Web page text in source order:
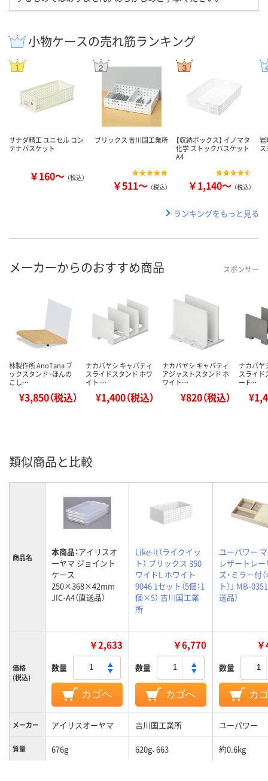
小物ケースの売れ筋ランキング
サナダ精工 ユニセル コン
テナバスケット
￥160～ （税込）
ブリックス 吉川国工業所
￥511～ （税込）
【収納ボックス】 イノマタ
化学 ストックバスケット
A4
￥1,140～ （税込）
ランキングをもっと見る
メーカーからのおすすめ商品 スポンサー
林製作所 AnoTana ブ
ックスタンド~ほんの
こし…
¥3,850（税込）
ナカバヤシ キャパティ
スライドスタンド ホワ
イト …
¥1,400（税込）
ナカバヤシ キャパティ
アジャストスタンド ホ
ワイト…
¥820（税込）
ナカバヤ
スライド
ー F…
類似商品と比較
商品名 本商品：アイリスオ
ーヤマ ジョイント
ケース
250×368×42mm
JIC-A4（直送品）
Like-it（ライクイッ
ト） ブリックス 350
ワイドL ホワイト
9046 1セット（5個：1
個×5） 吉川国工業
所
ユーパワー
レザートレー
ズ・ミラー付
ト）」 MB-
送品）
価格
(税込)
￥2,633
数量
カゴへ
￥6,770
数量
カゴへ
数量
カ
メーカー アイリスオーヤマ 吉川国工業所 ユーパワー
質量 676g 620g、663 約0.6kg